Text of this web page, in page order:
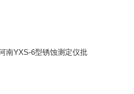
南YXS-6型锈蚀测定仪批